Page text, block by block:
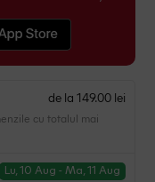
de la 149.00 lei
cu totalul mai
Lu, 10 Aug - Ma, 11 Aug